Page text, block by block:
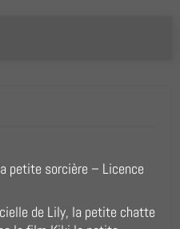
petite sorcière – Licence
de Lily, la petite chatte